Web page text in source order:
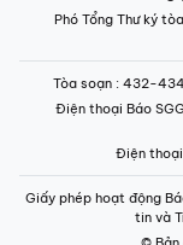
Phó Tổng Thư ký
Tòa soạn : 432-434
Điện thoại Báo
Điện
Giấy phép hoạt động
tin và